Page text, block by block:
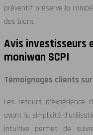
préventif préserve la
des biens.
Avis investisseurs
moniwan SCPI
Témoignages clients
Les retours d’expérience
avant la simplicité
intuitive permet de